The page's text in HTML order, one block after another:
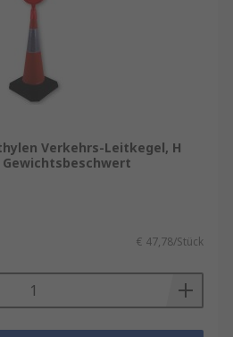
Verkehrs-Leitkegel, H
€ 47,78/Stück